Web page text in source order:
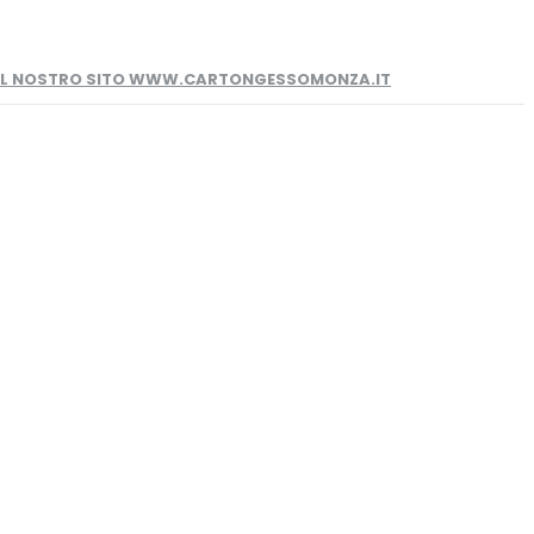
NOSTRO SITO WWW.CARTONGESSOMONZA.IT